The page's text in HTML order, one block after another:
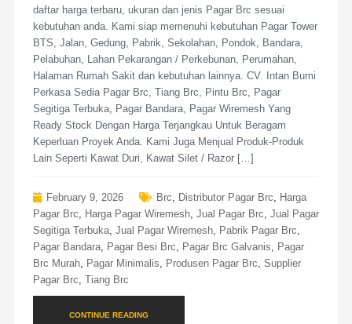
daftar harga terbaru, ukuran dan jenis Pagar Brc sesuai
kebutuhan anda. Kami siap memenuhi kebutuhan Pagar Tower
BTS, Jalan, Gedung, Pabrik, Sekolahan, Pondok, Bandara,
Pelabuhan, Lahan Pekarangan / Perkebunan, Perumahan,
Halaman Rumah Sakit dan kebutuhan lainnya. CV. Intan Bumi
Perkasa Sedia Pagar Brc, Tiang Brc, Pintu Brc, Pagar
Segitiga Terbuka, Pagar Bandara, Pagar Wiremesh Yang
Ready Stock Dengan Harga Terjangkau Untuk Beragam
Keperluan Proyek Anda. Kami Juga Menjual Produk-Produk
Lain Seperti Kawat Duri, Kawat Silet / Razor […]
February 9, 2026 Brc Distributor Pagar Brc
Harga
Pagar Brc
Harga Pagar Wiremesh, Jual Pagar Brc Jual Pagar
Segitiga Terbuka, Jual Pagar Wiremesh, Pabrik Pagar Brc
Pagar Bandara, Pagar Besi Brc Pagar Brc Galvanis
Pagar
Brc Murah, Pagar Minimalis Produsen Pagar Brc Supplier
Pagar Brc Tiang Brc
CONTINUE READING